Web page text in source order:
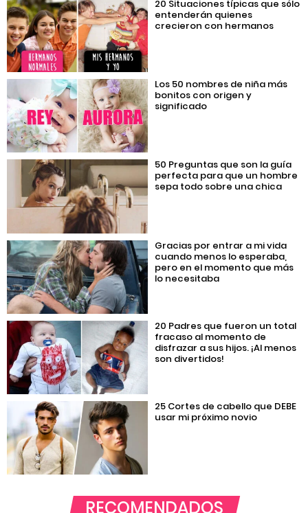
20 Situaciones típicas que sólo
entenderán quienes
crecieron con hermanos
Los 50 nombres de niña más
bonitos con origen y
significado
50 Preguntas que son la guía
perfecta para que un hombre
sepa todo sobre una chica
Gracias por entrar a mi vida
cuando menos lo esperaba,
pero en el momento que más
lo necesitaba
20 Padres que fueron un total
fracaso al momento de
disfrazar a sus hijos. ¡Al menos
son divertidos!
25 Cortes de cabello que DEBE
usar mi próximo novio
RECOMENDADOS